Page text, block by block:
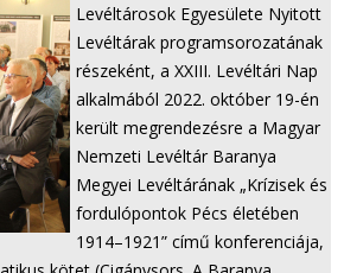
Levéltárosok Egyesülete Nyitott
Levéltárak programsorozatának
részeként, a XXIII. Levéltári Nap
alkalmából 2022. október 19-én
került megrendezésre a Magyar
Nemzeti Levéltár Baranya
Megyei Levéltárának „Krízisek és
fordulópontok Pécs életében
1914–1921” című konferenciája,